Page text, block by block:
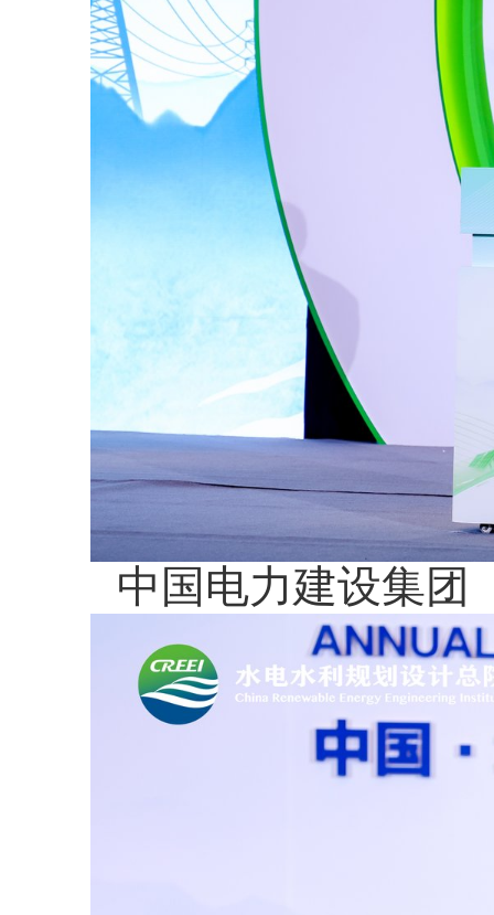
中国电力建设集团